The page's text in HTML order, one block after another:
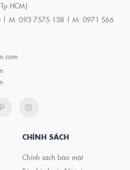
| M: 093 7575 138 | M: 0971 566
CHÍNH SÁCH
Chính sách bảo mật